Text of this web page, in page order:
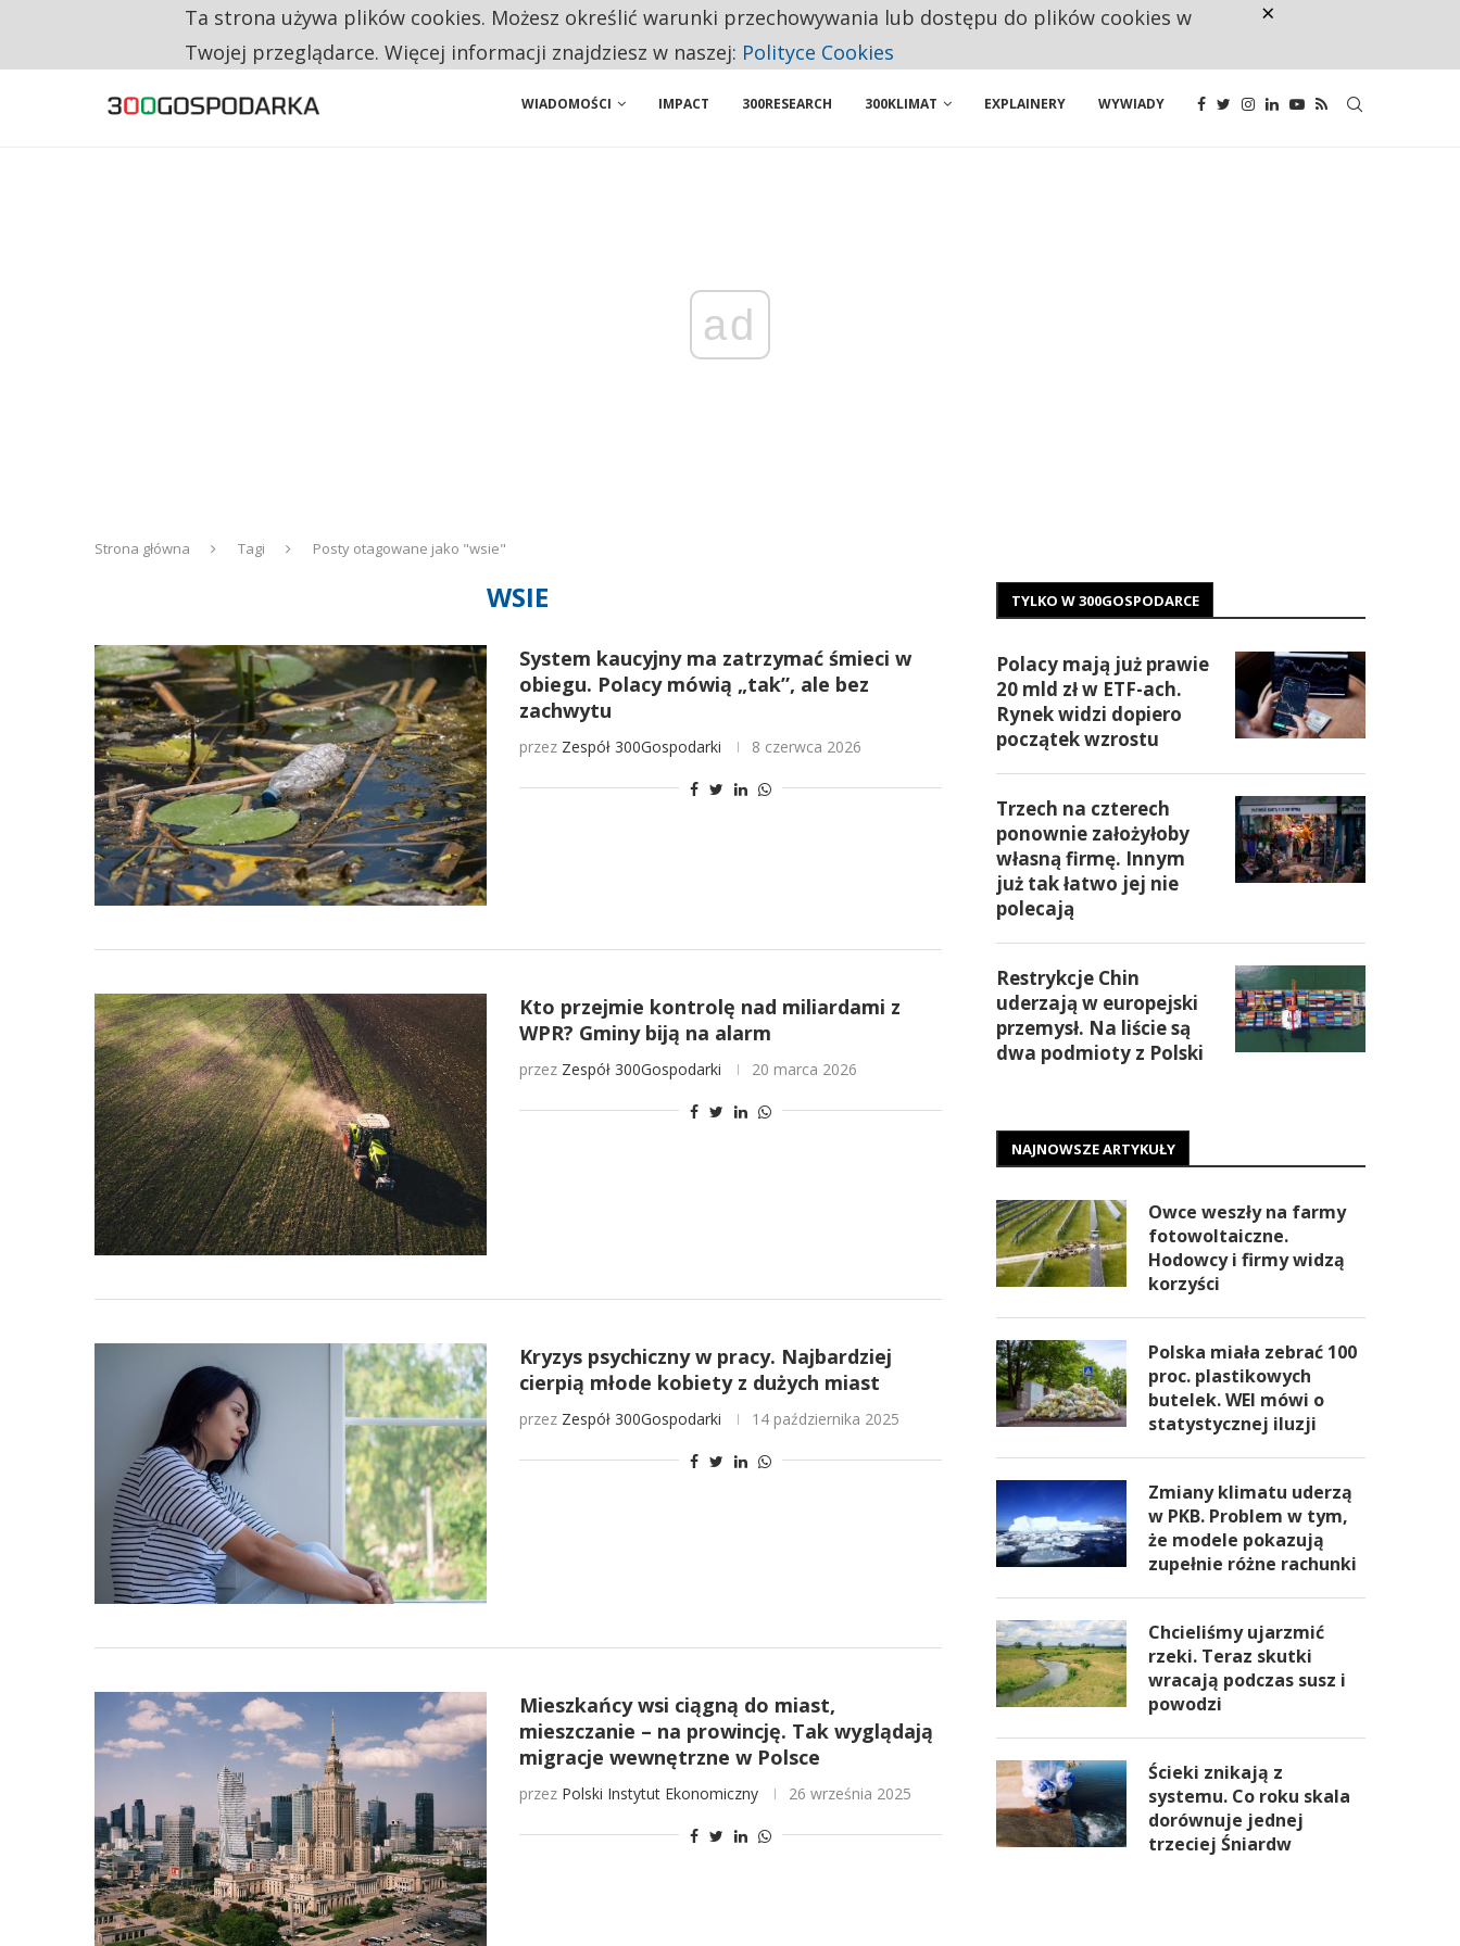
TRZECH NA CZTERECH PONOWNIE ZAŁOŻYŁOBY WŁASNĄ FIRMĘ. INNYM JUŻ TAK ŁATWO JEJ NIE POLECAJĄ
WIADOMOŚCI IMPACT 300RESEARCH 300KLIMAT EXPLAINERY WYWIADY
ad
Strona główna Tagi Posty otagowane jako "wsie"
WSIE
System kaucyjny ma zatrzymać śmieci w
obiegu. Polacy mówią „tak”, ale bez
zachwytu
przez Zespół 300Gospodarki 8 czerwca 2026
Kto przejmie kontrolę nad miliardami z
WPR? Gminy biją na alarm
przez Zespół 300Gospodarki 20 marca 2026
Kryzys psychiczny w pracy. Najbardziej
cierpią młode kobiety z dużych miast
przez Zespół 300Gospodarki 14 października 2025
Mieszkańcy wsi ciągną do miast,
mieszczanie – na prowincję. Tak wyglądają
migracje wewnętrzne w Polsce
przez Polski Instytut Ekonomiczny 26 września 2025
TYLKO W 300GOSPODARCE
Polacy mają już prawie
20 mld zł w ETF-ach.
Rynek widzi dopiero
początek wzrostu
Trzech na czterech
ponownie założyłoby
własną firmę. Innym
już tak łatwo jej nie
polecają
Restrykcje Chin
uderzają w europejski
przemysł. Na liście są
dwa podmioty z Polski
NAJNOWSZE ARTYKUŁY
Owce weszły na farmy
fotowoltaiczne.
Hodowcy i firmy widzą
korzyści
Polska miała zebrać 100
proc. plastikowych
butelek. WEI mówi o
statystycznej iluzji
Zmiany klimatu uderzą
w PKB. Problem w tym,
że modele pokazują
zupełnie różne rachunki
Chcieliśmy ujarzmić
rzeki. Teraz skutki
wracają podczas susz i
powodzi
Ścieki znikają z
systemu. Co roku skala
dorównuje jednej
trzeciej Śniardw
Ta strona używa plików cookies. Możesz określić warunki przechowywania lub dostępu do plików cookies w
Twojej przeglądarce. Więcej informacji znajdziesz w naszej: Polityce Cookies
×